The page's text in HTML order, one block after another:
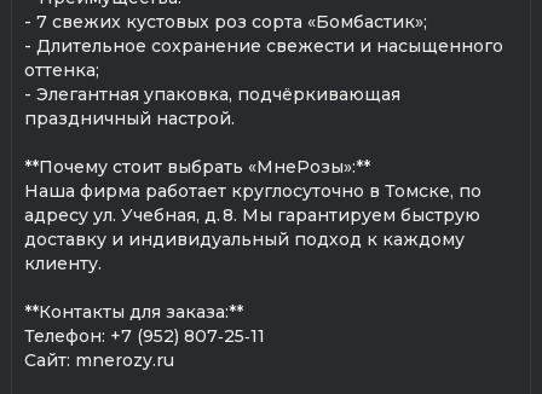
- 7 свежих кустовых роз сорта «Бомбастик»;
- Длительное сохранение свежести и насыщенного
оттенка;
- Элегантная упаковка, подчёркивающая
праздничный настрой.
**Почему стоит выбрать «МнеРозы»:**
Наша фирма работает круглосуточно в Томске, по
адресу ул. Учебная, д. 8. Мы гарантируем быструю
доставку и индивидуальный подход к каждому
клиенту.
**Контакты для заказа:**
Телефон: +7 (952) 807‑25‑11
Сайт: mnerozy.ru